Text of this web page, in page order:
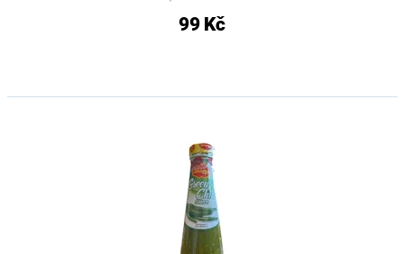
99 Kč